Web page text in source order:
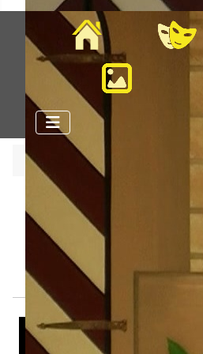
Home
Aktuelle Seite:
Videos der
Kleine